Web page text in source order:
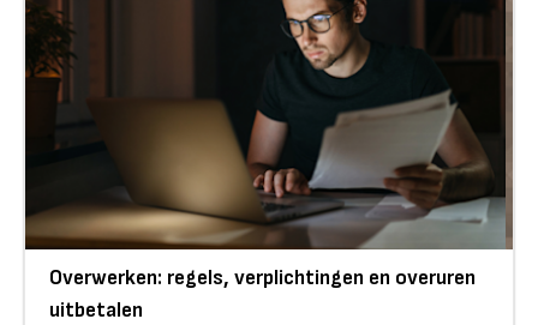
Overwerken: regels, verplichtingen en overuren
uitbetalen